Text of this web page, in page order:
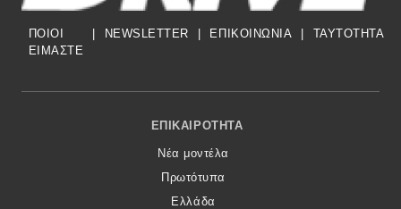
ΠΟΙΟΙ
ΕΙΜΑΣΤΕ
NEWSLETTER ΕΠΙΚΟΙΝΩΝΙΑ TAYTOTHTA
Footer Menu
ΕΠΙΚΑΙΡΌΤΗΤΑ
Νέα μοντέλα
Πρωτότυπα
Ελλάδα